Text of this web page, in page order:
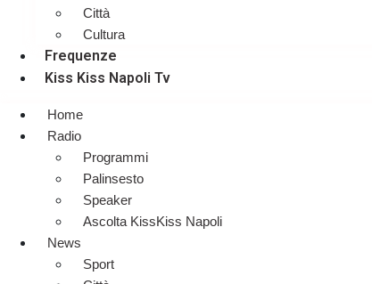
Città
Cultura
Frequenze
Kiss Kiss Napoli Tv
Home
Radio
Programmi
Palinsesto
Speaker
Ascolta KissKiss Napoli
News
Sport